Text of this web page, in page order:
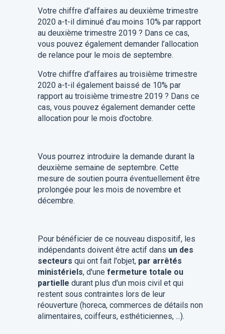
Votre chiffre d’affaires au deuxième trimestre
2020 a-t-il diminué d’au moins 10% par rapport
au deuxième trimestre 2019 ? Dans ce cas,
vous pouvez également demander l’allocation
de relance pour le mois de septembre.
Votre chiffre d’affaires au troisième trimestre
2020 a-t-il également baissé de 10% par
rapport au troisième trimestre 2019 ? Dans ce
cas, vous pouvez également demander cette
allocation pour le mois d’octobre.
Vous pourrez introduire la demande durant la
deuxième semaine de septembre. Cette
mesure de soutien pourra éventuellement être
prolongée pour les mois de novembre et
décembre.
Pour bénéficier de ce nouveau dispositif, les
indépendants doivent être actif dans un des
secteurs qui ont fait l'objet, par arrêtés
ministériels, d'une fermeture totale ou
partielle durant plus d'un mois civil et qui
restent sous contraintes lors de leur
réouverture (horeca, commerces de détails non
alimentaires, coiffeurs, esthéticiennes, ...).